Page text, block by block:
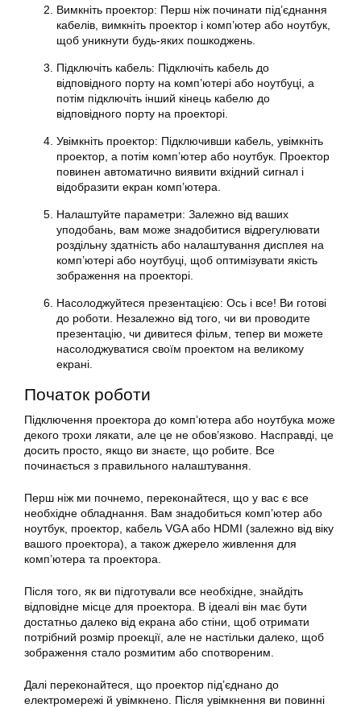
Вимкніть проектор: Перш ніж починати під’єднання
кабелів, вимкніть проектор і комп’ютер або ноутбук,
щоб уникнути будь-яких пошкоджень.
Підключіть кабель: Підключіть кабель до
відповідного порту на комп’ютері або ноутбуці, а
потім підключіть інший кінець кабелю до
відповідного порту на проекторі.
Увімкніть проектор: Підключивши кабель, увімкніть
проектор, а потім комп’ютер або ноутбук. Проектор
повинен автоматично виявити вхідний сигнал і
відобразити екран комп’ютера.
Налаштуйте параметри: Залежно від ваших
уподобань, вам може знадобитися відрегулювати
роздільну здатність або налаштування дисплея на
комп’ютері або ноутбуці, щоб оптимізувати якість
зображення на проекторі.
Насолоджуйтеся презентацією: Ось і все! Ви готові
до роботи. Незалежно від того, чи ви проводите
презентацію, чи дивитеся фільм, тепер ви можете
насолоджуватися своїм проектом на великому
екрані.
Початок роботи
Підключення проектора до комп’ютера або ноутбука може
декого трохи лякати, але це не обов’язково. Насправді, це
досить просто, якщо ви знаєте, що робите. Все
починається з правильного налаштування.
Перш ніж ми почнемо, переконайтеся, що у вас є все
необхідне обладнання. Вам знадобиться комп’ютер або
ноутбук, проектор, кабель VGA або HDMI (залежно від віку
вашого проектора), а також джерело живлення для
комп’ютера та проектора.
Після того, як ви підготували все необхідне, знайдіть
відповідне місце для проектора. В ідеалі він має бути
достатньо далеко від екрана або стіни, щоб отримати
потрібний розмір проекції, але не настільки далеко, щоб
зображення стало розмитим або спотвореним.
Далі переконайтеся, що проектор під’єднано до
електромережі й увімкнено. Після увімкнення ви повинні